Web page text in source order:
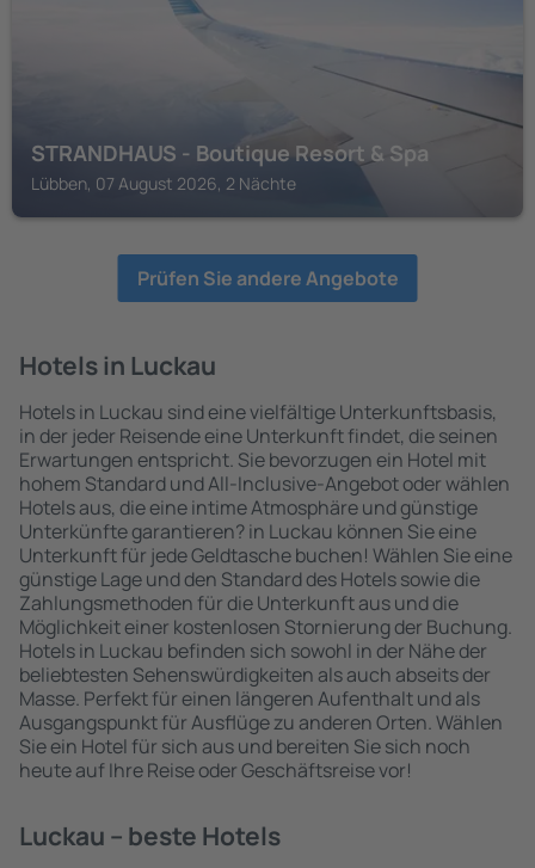
STRANDHAUS - Boutique Resort & Spa
Lübben, 07 August 2026, 2 Nächte
Prüfen Sie andere Angebote
Hotels in Luckau
Hotels in Luckau sind eine vielfältige Unterkunftsbasis,
in der jeder Reisende eine Unterkunft findet, die seinen
Erwartungen entspricht. Sie bevorzugen ein Hotel mit
hohem Standard und All-Inclusive-Angebot oder wählen
Hotels aus, die eine intime Atmosphäre und günstige
Unterkünfte garantieren? in Luckau können Sie eine
Unterkunft für jede Geldtasche buchen! Wählen Sie eine
günstige Lage und den Standard des Hotels sowie die
Zahlungsmethoden für die Unterkunft aus und die
Möglichkeit einer kostenlosen Stornierung der Buchung.
Hotels in Luckau befinden sich sowohl in der Nähe der
beliebtesten Sehenswürdigkeiten als auch abseits der
Masse. Perfekt für einen längeren Aufenthalt und als
Ausgangspunkt für Ausflüge zu anderen Orten. Wählen
Sie ein Hotel für sich aus und bereiten Sie sich noch
heute auf Ihre Reise oder Geschäftsreise vor!
Luckau – beste Hotels